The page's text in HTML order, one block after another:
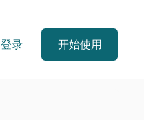
登录 开始使用